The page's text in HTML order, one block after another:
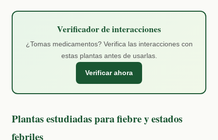
Verificador de interacciones
¿Tomas medicamentos? Verifica las interacciones con
estas plantas antes de usarlas.
Verificar ahora
Plantas estudiadas para fiebre y estados
febriles